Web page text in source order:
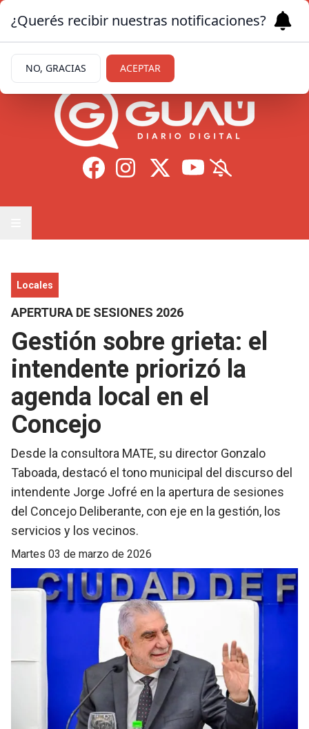
11.7ºc | Formosa
Locales
APERTURA DE SESIONES 2026
Gestión sobre grieta: el
intendente priorizó la
agenda local en el
Concejo
Desde la consultora MATE, su director Gonzalo
Taboada, destacó el tono municipal del discurso del
intendente Jorge Jofré en la apertura de sesiones
del Concejo Deliberante, con eje en la gestión, los
servicios y los vecinos.
martes 03 de marzo de 2026
¿Querés recibir nuestras notificaciones?
NO, GRACIAS ACEPTAR